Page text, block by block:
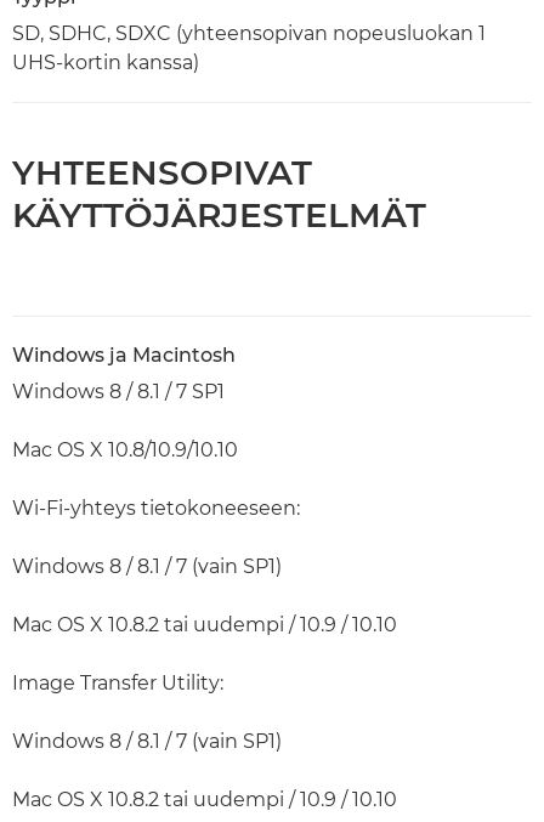
SD, SDHC, SDXC (yhteensopivan nopeusluokan 1
UHS-kortin kanssa)
YHTEENSOPIVAT
KÄYTTÖJÄRJESTELMÄT
Windows ja Macintosh
Windows 8 / 8.1 / 7 SP1
Mac OS X 10.8/10.9/10.10
Wi-Fi-yhteys tietokoneeseen:
Windows 8 / 8.1 / 7 (vain SP1)
Mac OS X 10.8.2 tai uudempi / 10.9 / 10.10
Image Transfer Utility:
Windows 8 / 8.1 / 7 (vain SP1)
Mac OS X 10.8.2 tai uudempi / 10.9 / 10.10